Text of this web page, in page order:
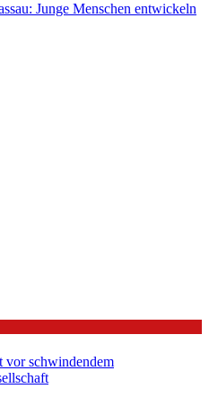
Junge Menschen entwickeln
vor schwindendem